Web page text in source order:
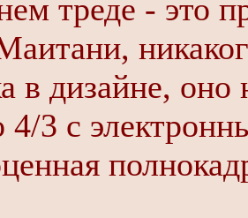
треде - это
в дизайне, оно
4/3 с